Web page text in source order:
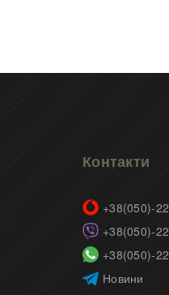
Контакти
+38(050)-
+38(050)-
+38(050)-
Новини